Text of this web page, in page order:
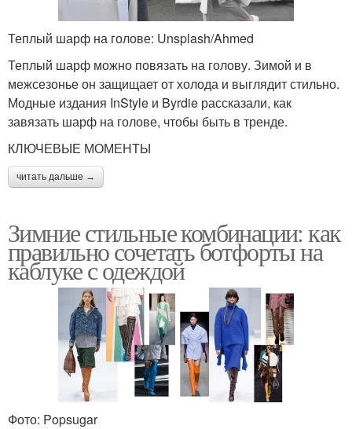
Теплый шарф на голове: Unsplash/Ahmed
Теплый шарф можно повязать на голову. Зимой и в
межсезонье он защищает от холода и выглядит стильно.
Модные издания InStyle и Byrdie рассказали, как
завязать шарф на голове, чтобы быть в тренде.
КЛЮЧЕВЫЕ МОМЕНТЫ
читать дальше →
Зимние стильные комбинации: как
правильно сочетать ботфорты на
каблуке с одеждой
Фото: Popsugar